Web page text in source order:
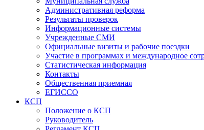
Административная реформа
Результаты проверок
Информационные системы
Учрежденные СМИ
Официальные визиты и рабочие поездки
Участие в программах и международное
Статистическая информация
Контакты
Общественная приемная
ЕГИССО
КСП
Положение о КСП
Руководитель